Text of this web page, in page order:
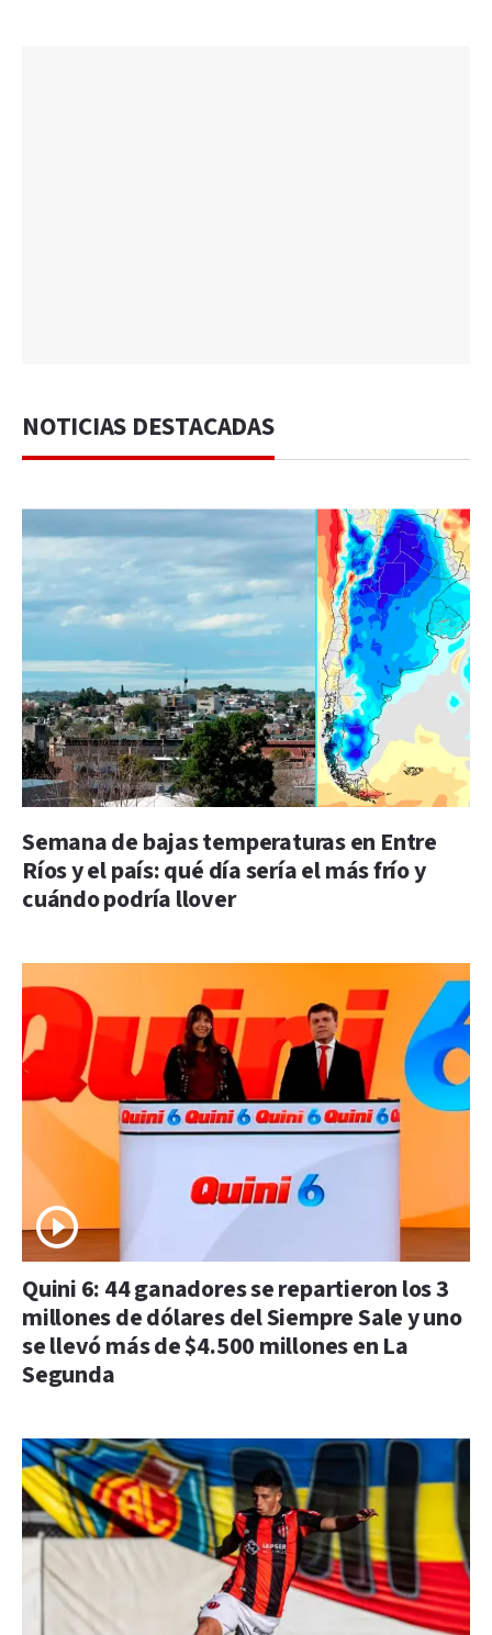
NOTICIAS DESTACADAS
Semana de bajas temperaturas en Entre
Ríos y el país: qué día sería el más frío y
cuándo podría llover
Quini 6: 44 ganadores se repartieron los 3
millones de dólares del Siempre Sale y uno
se llevó más de $4.500 millones en La
Segunda